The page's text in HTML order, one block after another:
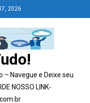
2026
Navegue e Deixe seu
NOSSO LINK-